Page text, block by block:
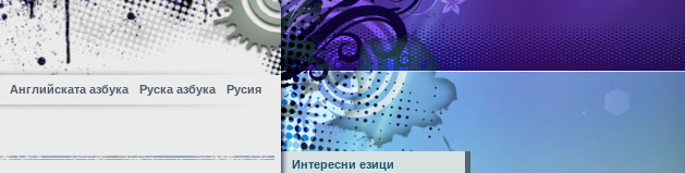
Английската азбука Руска азбука Русия
Интересни езици